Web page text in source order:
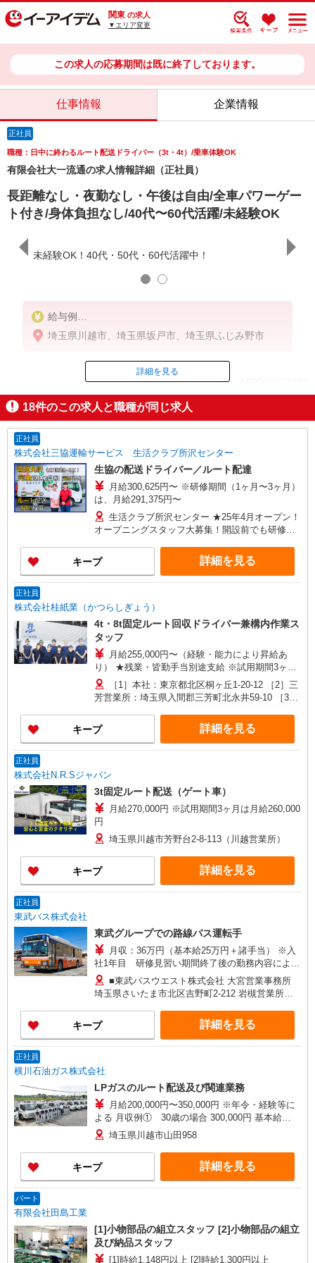
関東 の求人
▼エリア変更
この求人の応募期間は既に終了しております。
仕事情報 企業情報
正社員
職種：日中に終わるルート配送ドライバー（3t・4t）/乗車体験OK
有限会社大一流通の求人情報詳細（正社員）
長距離なし・夜勤なし・午後は自由/全車パワーゲー
ト付き/身体負担なし/40代〜60代活躍/未経験OK
未経験OK！40代・50代・60代活躍中！
年齢
親子2
給与例
月収330,000円
（◆入社1年目／月給29万円＋残業代）
月給290,000円〜330,000円
※経験・能力による
埼玉県川越市、埼玉県坂戸市、埼玉県ふじみ野市
ID：AE0508072089
掲載期間終了
詳細を見る
18件のこの求人と職種が同じ求人
正社員
株式会社三協運輸サービス 生活クラブ所沢センター
生協の配送ドライバー／ルート配達
月給300,625円〜 ※研修期間（1ヶ月〜3ヶ月）
は、月給291,375円〜
生活クラブ所沢センター ★25年4月オープン！
オープニングスタッフ大募集！開設前でも研修を
2）
キープ 詳細を見る
正社員
株式会社桂紙業（かつらしぎょう）
4t・8t固定ルート回収ドライバー兼構内作業ス
タッフ
月給255,000円〜（経験・能力により昇給あ
り） ★残業・皆勤手当別途支給 ※試用期間3ヶ月
あり（同条件） ★年収例は備考をご覧ください★
≪運転免許手当別途支給≫ ・大型免許（1.5万
円） ・中型免許（1万円） ・フォークリフト免許
（5千円） 【月収例】378,750円 （25歳、入社1年
目） （月給255,000円＋残業45時間93,750円＋皆
勤手当10,000円＋大型・フォーク免許手当20,000
［1］本社：東京都北区桐ヶ丘1-20-12 ［2］三
芳営業所：埼玉県入間郡三芳町北永井59-10 ［3］
田営業所：埼玉県戸田市笹目8-15-30 ［5］騎西営
業所：埼玉県加須市戸崎309-1 ［6］川越営業
所：埼玉県川越市芳野台2-8-42 ※川越工業団地内
車・バイク通勤OK [1]はバイク・自転車通勤OK
キープ 詳細を見る
正社員
株式会社N.R.Sジャパン
3t固定ルート配送（ゲート車）
月給270,000円 ※試用期間3ヶ月は月給260,000
円
埼玉県川越市芳野台2-8-113（川越営業所）
キープ 詳細を見る
正社員
東武バス株式会社
東武グループでの路線バス運転手
月収：36万円（基本給25万円＋諸手当） ※入
社1年目 研修見習い期間終了後の勤務内容による
※入社時年齢により別途年齢加算あり ※世帯手当
別途支給あり（配偶者・子） ・入社祝金あり（最
大30万円） ・賞与あり（1年目は54万円、2年目以
降は年間5.5ヶ月分） ・昇給年1回有 〈年収例〉 ○
東京都・埼玉県・千葉県内勤務の場合【配偶者・
子1名扶養のケース】 勤続1年 年収530万円 勤
当・時間外割増・深夜割増等の諸手当および賞与
含む。
■東武バスウエスト株式会社 大宮営業事務所
埼玉県さいたま市北区吉野町2-212 岩槻営業所
埼玉県上尾市大字小敷谷字氷川後1015-1 川越営業
事務所 埼玉県川越市神明町14-8 坂戸営業所 埼
玉県坂戸市千代田5-4-23 新座営業事務所 埼玉県
キープ 詳細を見る
正社員
横川石油ガス株式会社
LPガスのルート配送及び関連業務
月給200,000円〜350,000円 ※年令・経験等に
よる 月収例① 30歳の場合 300,000円 基本給
250,000円＋残業手当50,000円（残業20時間） ※
宿直、残業代、交通費含む 月収例② 42歳の場合
350,000円 基本給300,000円＋残業手当50,000円
（残業20時間） ※宿直、残業代、交通費含む
埼玉県川越市山田958
キープ 詳細を見る
パート
有限会社田島工業
[1]小物部品の組立スタッフ [2]小物部品の組立
及び納品スタッフ
[1]時給1,148円以上 [2]時給1,300円以上